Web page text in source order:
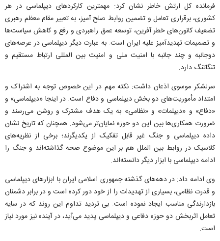
فرمانده کل ارتش خاطر نشان کرد: مهمترین کارکرد‌های دیپلماسی در هر
کشوری، برقراری تعامل و تضمین روابط صلح آمیز، به تعبیر مقام معظم رهبری
تضعیف کانون‌های خطر آفرین، توسعه عمق راهبردی و رفع و کاهش سیاست‌ها
و تصمیمات تهدیدآمیز علیه ایران است. به عبارت دیگر دیپلماسی در عرصه‌های
دوجانبه و چند جانبه با امنیت ملی و امنیت بین المللی ارتباط مستقیم و
تنگاتنگ دارد.
سرلشکر موسوی اذعان داشت: نکته مهم در این خصوص توجه به اشتراک و
امتداد مأموریت‌های دو بخش دیپلماسی و دفاع است. در اینجا «دیپلماسی» و
«دفاع» و «دیپلمات» و «نظامی» به یک هدف مشترک و روشن می‌رسند و
ضرورت همکاری‌ها بین این دو حوزه نمایان‌تر می‌شود. همچنان که تاریخ نشان
داده دیپلماسی و جنگ غیر قابل تفکیک از یکدیگرند؛ برخی از نظریه‌های
کلاسیک در روابط بین الملل هم بر این موضوع صحه گذاشته‌اند و جنگ را
ادامه دیپلماسی با ابزار دیگر دانسته‌اند.
وی ادامه داد: در دهه‌های گذشته جمهوری اسلامی ایران با ابزار‌های دیپلماسی
و قدرت نظامی، بسیاری از تهدیدات را از خود دور کرده است و در برابر دشمنان
بازدارندگی مناسب ایجاد نموده است. بی تردید تداوم این روند که در سایه
تعامل اثربخش دو حوزه دفاعی و دیپلماسی پدید می‌آید، در آینده نیز مورد نیاز
است.